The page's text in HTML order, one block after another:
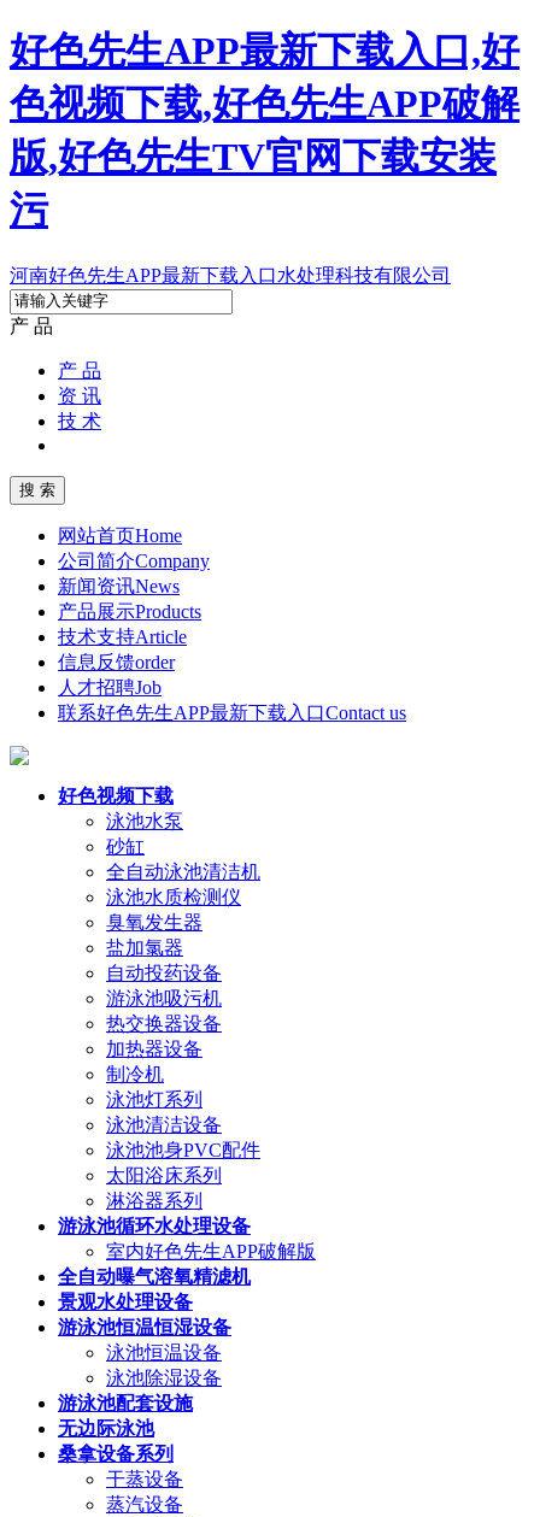
好色先生APP最新下载入口,好
色视频下载,好色先生APP破解
版,好色先生TV官网下载安装
污
河南好色先生APP最新下载入口水处理科技有限公司
产 品
产 品
资 讯
技 术
网站首页Home
公司简介Company
新闻资讯News
产品展示Products
技术支持Article
信息反馈order
人才招聘Job
联系好色先生APP最新下载入口Contact us
好色视频下载
泳池水泵
砂缸
全自动泳池清洁机
泳池水质检测仪
臭氧发生器
盐加氯器
自动投药设备
游泳池吸污机
热交换器设备
加热器设备
制冷机
泳池灯系列
泳池清洁设备
泳池池身PVC配件
太阳浴床系列
淋浴器系列
游泳池循环水处理设备
室内好色先生APP破解版
全自动曝气溶氧精滤机
景观水处理设备
游泳池恒温恒湿设备
泳池恒温设备
泳池除湿设备
游泳池配套设施
无边际泳池
桑拿设备系列
干蒸设备
蒸汽设备